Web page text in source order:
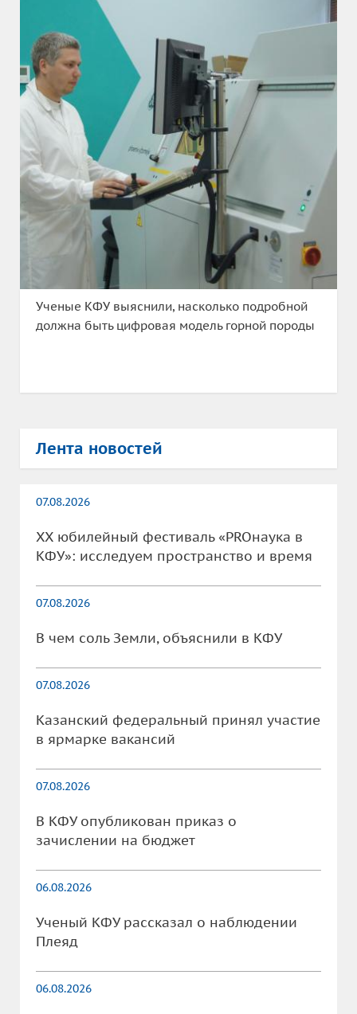
Ученые КФУ выяснили, насколько подробной
должна быть цифровая модель горной породы
Лента новостей
07.08.2026
XX юбилейный фестиваль «PROнаука в
КФУ»: исследуем пространство и время
07.08.2026
В чем соль Земли, объяснили в КФУ
07.08.2026
Казанский федеральный принял участие
в ярмарке вакансий
07.08.2026
В КФУ опубликован приказ о
зачислении на бюджет
06.08.2026
Ученый КФУ рассказал о наблюдении
Плеяд
06.08.2026